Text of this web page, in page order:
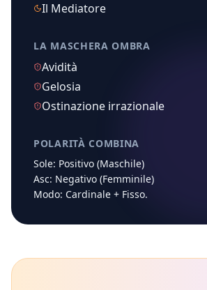
Il Mediatore
LA MASCHERA OMBRA
Avidità
Gelosia
Ostinazione irrazionale
POLARITÀ COMBINA
Sole: Positivo (Maschile)
Asc: Negativo (Femminile)
Modo: Cardinale + Fisso.